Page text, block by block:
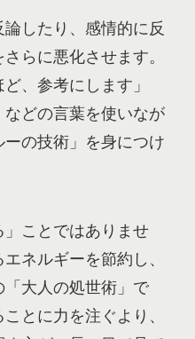
したり、感情的に反
らに悪化させます。
、参考にします」
などの言葉を使いなが
の技術」を身につけ
ことではありませ
ネルギーを節約し、
大人の処世術」で
とに力を注ぐより、